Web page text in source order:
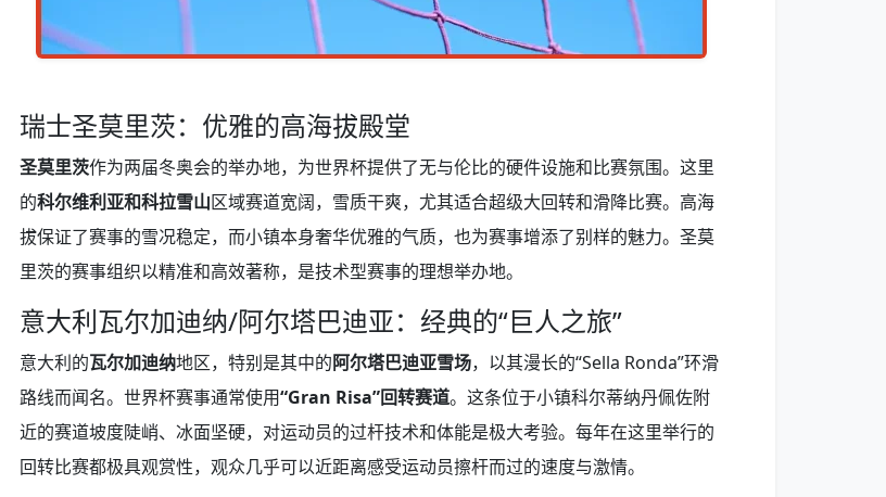
瑞士圣莫里茨：优雅的高海拔殿堂
圣莫里茨作为两届冬奥会的举办地，为世界杯提供了无与伦比的硬件设施和比赛氛围。这里
的科尔维利亚和科拉雪山区域赛道宽阔，雪质干爽，尤其适合超级大回转和滑降比赛。高海
拔保证了赛事的雪况稳定，而小镇本身奢华优雅的气质，也为赛事增添了别样的魅力。圣莫
里茨的赛事组织以精准和高效著称，是技术型赛事的理想举办地。
意大利瓦尔加迪纳/阿尔塔巴迪亚：经典的“巨人之旅”
意大利的瓦尔加迪纳地区，特别是其中的阿尔塔巴迪亚雪场，以其漫长的“Sella Ronda”环滑
路线而闻名。世界杯赛事通常使用“Gran Risa”回转赛道。这条位于小镇科尔蒂纳丹佩佐附
近的赛道坡度陡峭、冰面坚硬，对运动员的过杆技术和体能是极大考验。每年在这里举行的
回转比赛都极具观赏性，观众几乎可以近距离感受运动员擦杆而过的速度与激情。